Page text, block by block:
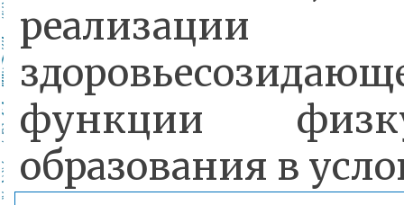
реализации
функции
образования в